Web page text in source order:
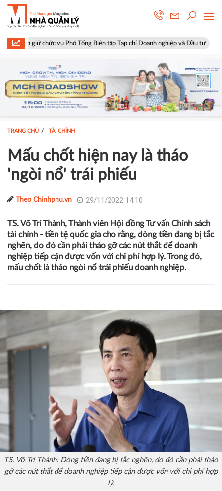
vụ Phó Tổng Biên tập Tạp chí Doanh nghiệp và Đầu tư Hà Nội:
TRANG CHỦ TÀI CHÍNH
Mấu chốt hiện nay là tháo
'ngòi nổ' trái phiếu
Theo Chinhphu.vn 29/11/2022 14:10
TS. Võ Trí Thành, Thành viên Hội đồng Tư vấn Chính sách
tài chính - tiền tệ quốc gia cho rằng, dòng tiền đang bị tắc
nghẽn, do đó cần phải tháo gỡ các nút thắt để doanh
nghiệp tiếp cận được vốn với chi phí hợp lý. Trong đó,
mấu chốt là tháo ngòi nổ trái phiếu doanh nghiệp.
TS. Võ Trí Thành: Dòng tiền đang bị tắc nghẽn, do đó cần phải tháo
gỡ các nút thắt để doanh nghiệp tiếp cận được vốn với chi phí hợp
lý.